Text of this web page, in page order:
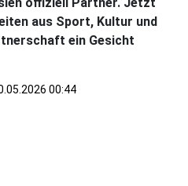
aus Sport, Kultur und
ein Gesicht
00:44